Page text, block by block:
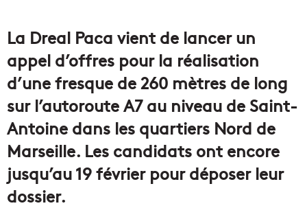
La Dreal Paca vient de lancer un
appel d’offres pour la réalisation
d’une fresque de 260 mètres de long
sur l’autoroute A7 au niveau de Saint-
Antoine dans les quartiers Nord de
Marseille. Les candidats ont encore
jusqu’au 19 février pour déposer leur
dossier.